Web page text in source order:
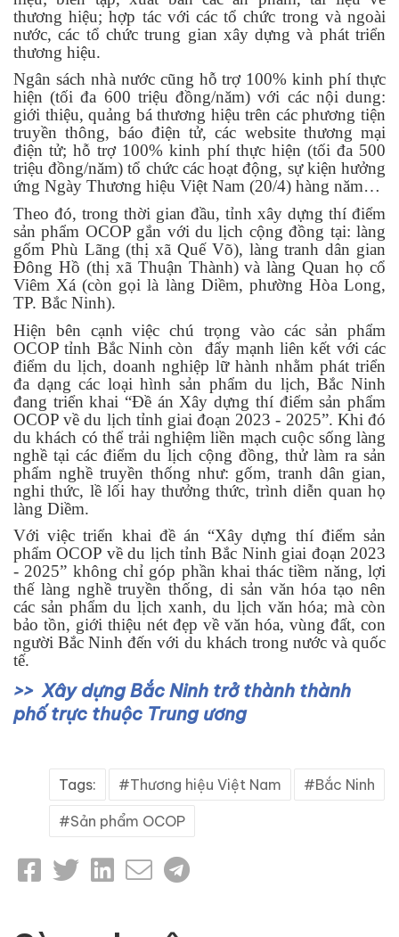
thương hiệu; hợp tác với các tổ chức trong và ngoài
nước, các tổ chức trung gian xây dựng và phát triển
thương hiệu.
Ngân sách nhà nước cũng hỗ trợ 100% kinh phí thực
hiện (tối đa 600 triệu đồng/năm) với các nội dung:
giới thiệu, quảng bá thương hiệu trên các phương tiện
truyền thông, báo điện tử, các website thương mại
điện tử; hỗ trợ 100% kinh phí thực hiện (tối đa 500
triệu đồng/năm) tổ chức các hoạt động, sự kiện hưởng
ứng Ngày Thương hiệu Việt Nam (20/4) hàng năm…
Theo đó, trong thời gian đầu, tỉnh xây dựng thí điểm
sản phẩm OCOP gắn với du lịch cộng đồng tại: làng
gốm Phù Lãng (thị xã Quế Võ), làng tranh dân gian
Đông Hồ (thị xã Thuận Thành) và làng Quan họ cổ
Viêm Xá (còn gọi là làng Diềm, phường Hòa Long,
TP. Bắc Ninh).
Hiện bên cạnh việc chú trọng vào các sản phẩm
OCOP tỉnh Bắc Ninh còn đẩy mạnh liên kết với các
điểm du lịch, doanh nghiệp lữ hành nhằm phát triển
đa dạng các loại hình sản phẩm du lịch, Bắc Ninh
đang triển khai “Đề án Xây dựng thí điểm sản phẩm
OCOP về du lịch tỉnh giai đoạn 2023 - 2025”. Khi đó
du khách có thể trải nghiệm liền mạch cuộc sống làng
nghề tại các điểm du lịch cộng đồng, thử làm ra sản
phẩm nghề truyền thống như: gốm, tranh dân gian,
nghi thức, lề lối hay thưởng thức, trình diễn quan họ
làng Diềm.
Với việc triển khai đề án “Xây dựng thí điểm sản
phẩm OCOP về du lịch tỉnh Bắc Ninh giai đoạn 2023
- 2025” không chỉ góp phần khai thác tiềm năng, lợi
thế làng nghề truyền thống, di sản văn hóa tạo nên
các sản phẩm du lịch xanh, du lịch văn hóa; mà còn
bảo tồn, giới thiệu nét đẹp về văn hóa, vùng đất, con
người Bắc Ninh đến với du khách trong nước và quốc
tế.
Xây dựng Bắc Ninh trở thành thành
phố trực thuộc Trung ương
Tags: Thương hiệu Việt Nam Bắc Ninh
Sản phẩm OCOP